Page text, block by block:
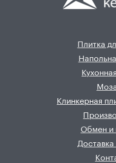
Плитка
Клинкерная
Обмен и
Доставка